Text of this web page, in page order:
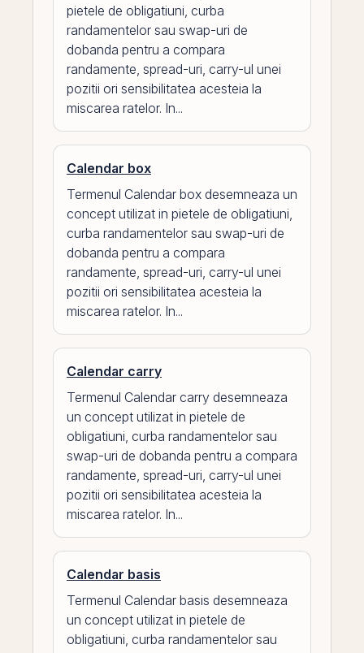
pietele de obligatiuni, curba
randamentelor sau swap-uri de
dobanda pentru a compara
randamente, spread-uri, carry-ul unei
pozitii ori sensibilitatea acesteia la
miscarea ratelor. In...
Calendar box
Termenul Calendar box desemneaza un
concept utilizat in pietele de obligatiuni,
curba randamentelor sau swap-uri de
dobanda pentru a compara
randamente, spread-uri, carry-ul unei
pozitii ori sensibilitatea acesteia la
miscarea ratelor. In...
Calendar carry
Termenul Calendar carry desemneaza
un concept utilizat in pietele de
obligatiuni, curba randamentelor sau
swap-uri de dobanda pentru a compara
randamente, spread-uri, carry-ul unei
pozitii ori sensibilitatea acesteia la
miscarea ratelor. In...
Calendar basis
Termenul Calendar basis desemneaza
un concept utilizat in pietele de
obligatiuni, curba randamentelor sau